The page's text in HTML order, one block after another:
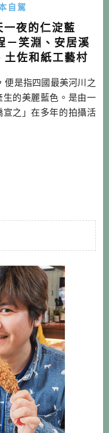
自駕
夜的仁淀藍
笑淵、安居溪
佐和紙工藝村
便是指四國最美河川之
的美麗藍色。是由一
之」在多年的拍攝活
名為「NIYODO BLU